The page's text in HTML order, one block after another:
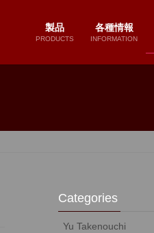
製品
PRODUCTS
各種情報
INFORMATION
Categories
Yu Takenouchi